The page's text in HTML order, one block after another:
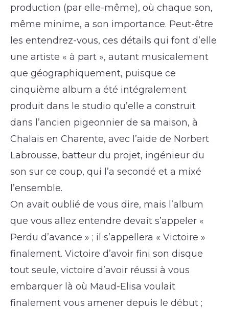
production (par elle-même), où chaque son,
même minime, a son importance. Peut-être
les entendrez-vous, ces détails qui font d’elle
une artiste « à part », autant musicalement
que géographiquement, puisque ce
cinquième album a été intégralement
produit dans le studio qu’elle a construit
dans l’ancien pigeonnier de sa maison, à
Chalais en Charente, avec l’aide de Norbert
Labrousse, batteur du projet, ingénieur du
son sur ce coup, qui l’a secondé et a mixé
l’ensemble.
On avait oublié de vous dire, mais l’album
que vous allez entendre devait s’appeler «
Perdu d’avance » ; il s’appellera « Victoire »
finalement. Victoire d’avoir fini son disque
tout seule, victoire d’avoir réussi à vous
embarquer là où Maud-Elisa voulait
finalement vous amener depuis le début ;